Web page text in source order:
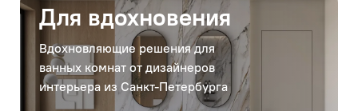
Для вдохновения
Вдохновляющие решения для
ванных комнат от дизайнеров
интерьера из Санкт-Петербурга